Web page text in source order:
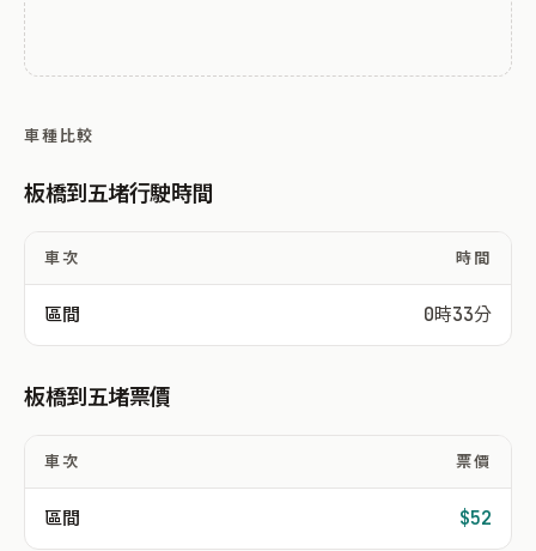
車種比較
板橋到五堵行駛時間
車次 時間
區間 0時33分
板橋到五堵票價
車次 票價
區間 $52